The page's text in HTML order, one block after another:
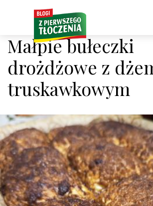
Małpie bułeczki
drożdżowe z
truskawkowym